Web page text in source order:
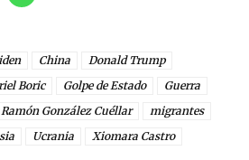
Ramón González Cuéllar